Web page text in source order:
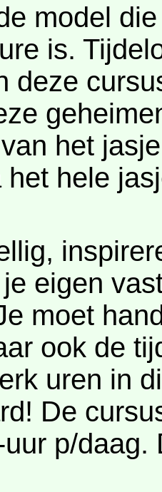
model
is.
deze
het
het hele
eigen
moet
ook de
uren in
De
p/